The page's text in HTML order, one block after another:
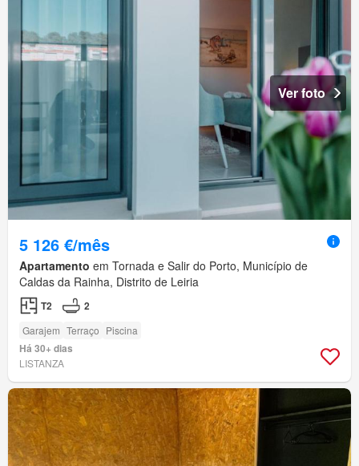
Ver foto
5 126 €/mês
Apartamento em Tornada e Salir do Porto, Município de
Caldas da Rainha, Distrito de Leiria
T2 2
Garajem Terraço Piscina
Há 30+ dias
LISTANZA